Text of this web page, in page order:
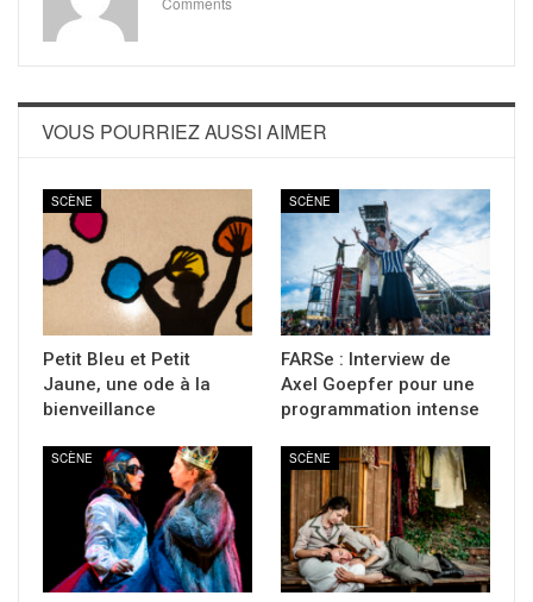
VOUS POURRIEZ AUSSI AIMER
SCÈNE
Petit Bleu et Petit
Jaune, une ode à la
bienveillance
SCÈNE
FARSe : Interview de
Axel Goepfer pour une
programmation intense
SCÈNE SCÈNE